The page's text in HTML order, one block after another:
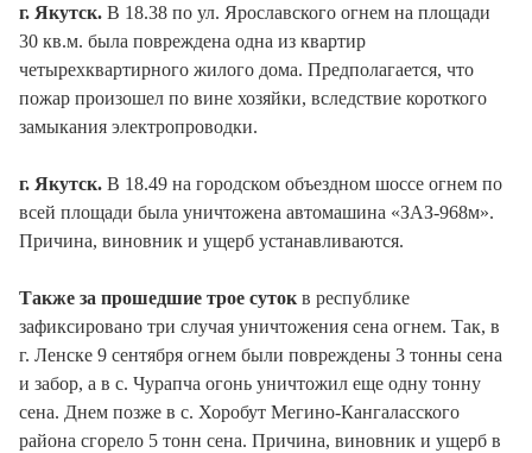
г. Якутск. В 18.38 по ул. Ярославского огнем на площади
30 кв.м. была повреждена одна из квартир
четырехквартирного жилого дома. Предполагается, что
пожар произошел по вине хозяйки, вследствие короткого
замыкания электропроводки.
г. Якутск. В 18.49 на городском объездном шоссе огнем по
всей площади была уничтожена автомашина «ЗАЗ-968м».
Причина, виновник и ущерб устанавливаются.
Также за прошедшие трое суток в республике
зафиксировано три случая уничтожения сена огнем. Так, в
г. Ленске 9 сентября огнем были повреждены 3 тонны сена
и забор, а в с. Чурапча огонь уничтожил еще одну тонну
сена. Днем позже в с. Хоробут Мегино-Кангаласского
района сгорело 5 тонн сена. Причина, виновник и ущерб в